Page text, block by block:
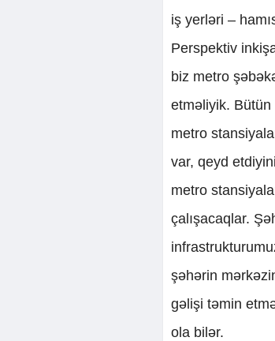
iş yerləri –
Perspektiv
biz metro
etməliyik.
metro
var, qeyd
metro
çalışacaqlar.
şəhərin
gəlişi təmin
ola bilər.